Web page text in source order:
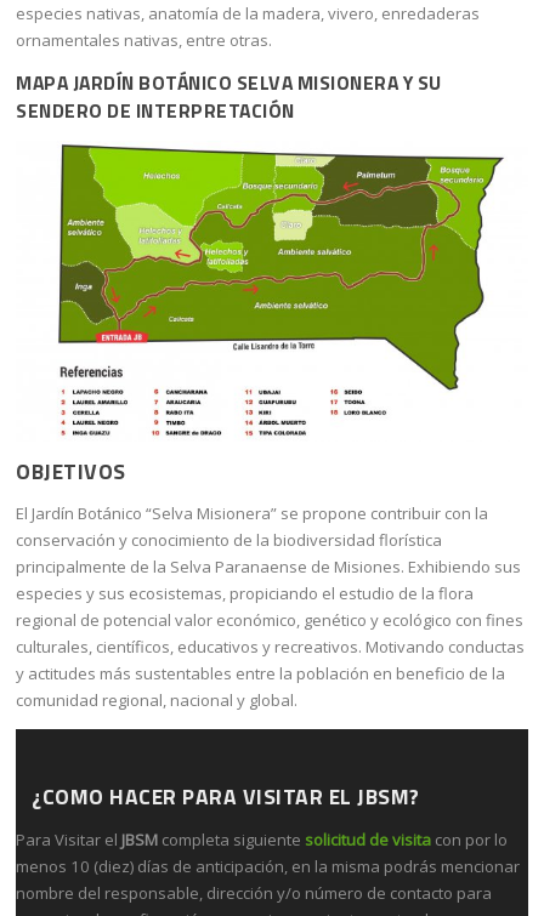
especies nativas, anatomía de la madera, vivero, enredaderas
ornamentales nativas, entre otras.
MAPA JARDÍN BOTÁNICO SELVA MISIONERA Y SU
SENDERO DE INTERPRETACIÓN
OBJETIVOS
El Jardín Botánico “Selva Misionera” se propone contribuir con la
conservación y conocimiento de la biodiversidad florística
principalmente de la Selva Paranaense de Misiones. Exhibiendo sus
especies y sus ecosistemas, propiciando el estudio de la flora
regional de potencial valor económico, genético y ecológico con fines
culturales, científicos, educativos y recreativos. Motivando conductas
y actitudes más sustentables entre la población en beneficio de la
comunidad regional, nacional y global.
¿COMO HACER PARA VISITAR EL JBSM?
Para Visitar el JBSM completa siguiente solicitud de visita con por lo
menos 10 (diez) días de anticipación, en la misma podrás mencionar
nombre del responsable, dirección y/o número de contacto para